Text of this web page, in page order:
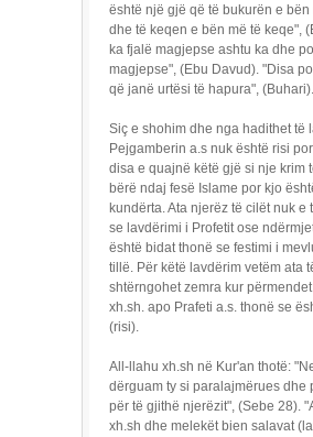
është një gjë që të bukurën e bën
dhe të keqen e bën më të keqe",
ka fjalë magjepse ashtu ka dhe
magjepse", (Ebu Davud). "Disa
që janë urtësi të hapura", (Buhari).
Siç e shohim dhe nga hadithet të
Pejgamberin a.s nuk është risi
disa e quajnë këtë gjë si nje krim
bërë ndaj fesë Islame por kjo
kundërta. Ata njerëz të cilët nuk e
se lavdërimi i Profetit ose
është bidat thonë se festimi i
tillë. Për këtë lavdërim vetëm ata
shtërngohet zemra kur
xh.sh. apo Prafeti a.s. thonë se
(risi).
All-llahu xh.sh në Kur'an thotë:
dërguam ty si paralajmërues dhe
për të gjithë njerëzit", (Sebe 28).
xh.sh dhe melekët bien salavat